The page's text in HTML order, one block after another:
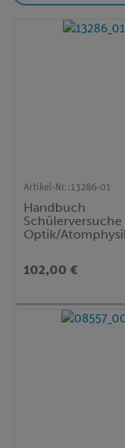
Artikel-Nr.:13286-01
Handbuch
Schülerversuche
Optik/
102,00 €